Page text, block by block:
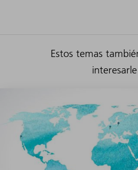
Estos temas
interesarle